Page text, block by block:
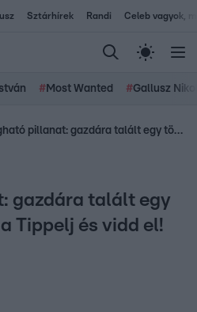
Sztárhírek Randi Celeb vagyok,
# Most Wanted #Gallusz
Megható pillanat: gazdára talált egy többmilliós autó a Tippelj és vidd el! fináléjában
gazdára talált egy
Tippelj és vidd el!